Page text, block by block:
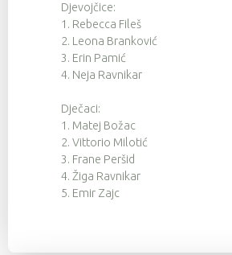
Djevojčice:
1. Rebecca Fileš
2. Leona Branković
3. Erin Pamić
4. Neja Ravnikar
Dječaci:
1. Matej Božac
2. Vittorio Milotić
3. Frane Peršid
4. Žiga Ravnikar
5. Emir Zajc